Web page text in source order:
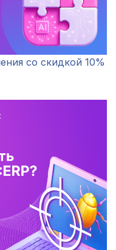
со скидкой 10%